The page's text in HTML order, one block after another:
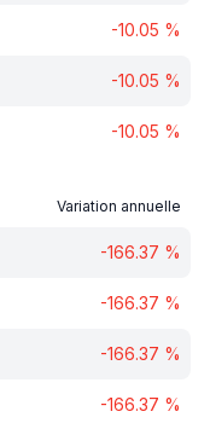
-10.05 %
-10.05 %
-10.05 %
Variation annuelle
-166.37 %
-166.37 %
-166.37 %
-166.37 %